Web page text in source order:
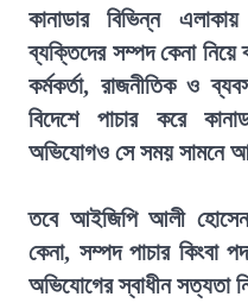
কানাডার বিভিন্ন
ব্যক্তিদের সম্পদ কেনা
কর্মকর্তা, রাজনীতিক ও
বিদেশে পাচার করে
অভিযোগও সে সময় সামনে
তবে আইজিপি আলী হোসেন
কেনা, সম্পদ পাচার কিংবা
অভিযোগের স্বাধীন সত্যতা